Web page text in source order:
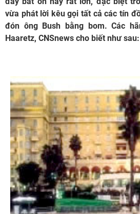
vừa phát lời kêu gọi tất cả các tín
đón ông Bush bằng bom. Các
Haaretz, CNSnews cho biết như sau: